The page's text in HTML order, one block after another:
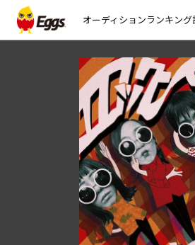
オーディションランキング